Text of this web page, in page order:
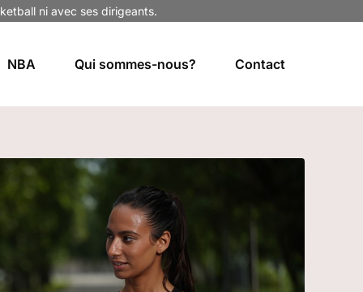
ni avec ses dirigeants.
NBA Qui sommes-nous? Contact